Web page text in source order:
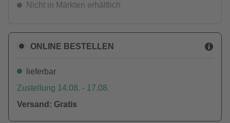
Nicht in Märkten erhältlich
ONLINE BESTELLEN
lieferbar
Zustellung 14.08. - 17.08.
Versand: Gratis